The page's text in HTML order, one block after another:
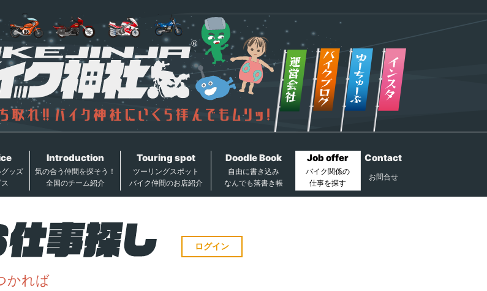
ッズ
Introduction
気の合う仲間を探そう！
全国のチーム紹介
Touring spot
ツーリングスポット
バイク仲間のお店紹介
Doodle Book
自由に書き込み
なんでも落書き帳
Job offer
バイク関係の
仕事を探す
Contact
お問合せ
ログイン
かれば